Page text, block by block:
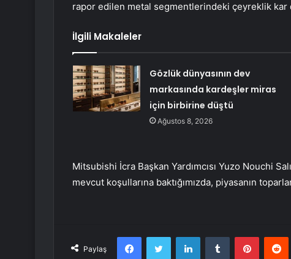
rapor edilen metal segmentlerindeki çeyreklik kar
İlgili Makaleler
Gözlük dünyasının dev
markasında kardeşler miras
için birbirine düştü
Ağustos 8, 2026
Mitsubishi İcra Başkan Yardımcısı Yuzo Nouchi
mevcut koşullarına baktığımızda, piyasanın
Paylaş
FacebookTwitter LinkedInTumblr Pinterest